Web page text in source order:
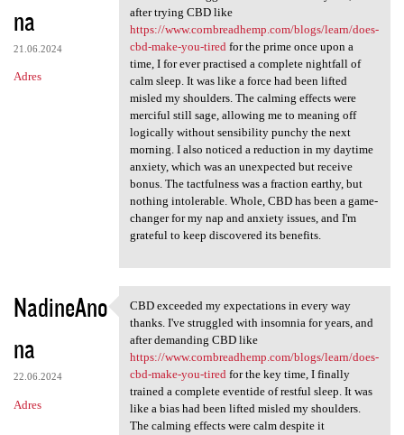
na
21.06.2024
Adres
after trying CBD like
https://www.cornbreadhemp.com/blogs/learn/does-
cbd-make-you-tired for the prime once upon a
time, I for ever practised a complete nightfall of
calm sleep. It was like a force had been lifted
misled my shoulders. The calming effects were
merciful still sage, allowing me to meaning off
logically without sensibility punchy the next
morning. I also noticed a reduction in my daytime
anxiety, which was an unexpected but receive
bonus. The tactfulness was a fraction earthy, but
nothing intolerable. Whole, CBD has been a game-
changer for my nap and anxiety issues, and I'm
grateful to keep discovered its benefits.
NadineAno
na
22.06.2024
Adres
CBD exceeded my expectations
CBD exceeded my expectations in every way
thanks. I've struggled with insomnia for years, and
after demanding CBD like
https://www.cornbreadhemp.com/blogs/learn/does-
cbd-make-you-tiredfor the key time, I finally
trained a complete eventide of restful sleep. It was
like a bias had been lifted misled my shoulders.
The calming effects were calm despite it